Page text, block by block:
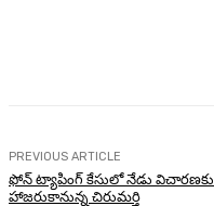
PREVIOUS ARTICLE
ఫోన్ ట్యాపింగ్ కేసులో నేడు విచారణకు
హాజరుకానున్న చిరుమర్తి